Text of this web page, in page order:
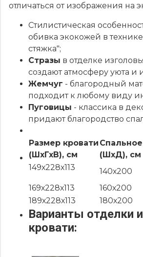
отличаться от изображения на
Стилистическая
обивка экокожей в
стяжка";
Стразы в отделке
создают атмосферу уюта и
Жемчуг - благородный
подходит к любому виду
Пуговицы - классика в
придают благородство
Размер кровати
(ШхГхВ), см
(ШхД), см
149х228х113
140х200
169х228х113
160х200
189х228х113
180х200
Варианты отделки
кровати: